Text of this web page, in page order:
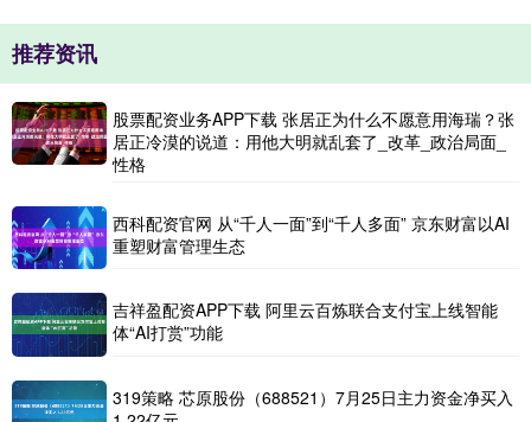
推荐资讯
股票配资业务APP下载 张居正为什么不愿意用海瑞？张
居正冷漠的说道：用他大明就乱套了_改革_政治局面_
性格
西科配资官网 从“千人一面”到“千人多面” 京东财富以AI
重塑财富管理生态
吉祥盈配资APP下载 阿里云百炼联合支付宝上线智能
体“AI打赏”功能
319策略 芯原股份（688521）7月25日主力资金净买入